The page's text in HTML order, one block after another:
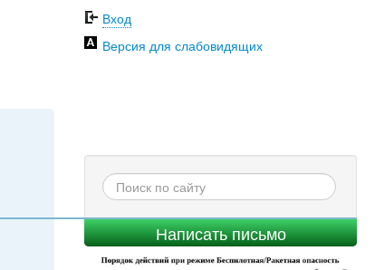
Вход
Версия для слабовидящих
Написать письмо